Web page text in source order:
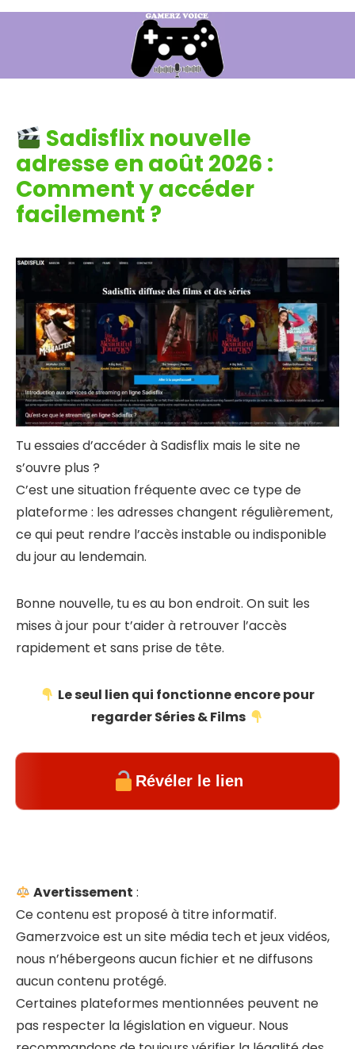
Sadisflix nouvelle
adresse en août 2026 :
Comment y accéder
facilement ?
Tu essaies d’accéder à Sadisflix mais le site ne
s’ouvre plus ?
C’est une situation fréquente avec ce type de
plateforme : les adresses changent régulièrement,
ce qui peut rendre l’accès instable ou indisponible
du jour au lendemain.
Bonne nouvelle, tu es au bon endroit. On suit les
mises à jour pour t’aider à retrouver l’accès
rapidement et sans prise de tête.
Le seul lien qui fonctionne encore pour
regarder Séries & Films
Révéler le lien
Avertissement :
Ce contenu est proposé à titre informatif.
Gamerzvoice est un site média tech et jeux vidéos,
nous n’hébergeons aucun fichier et ne diffusons
aucun contenu protégé.
Certaines plateformes mentionnées peuvent ne
pas respecter la législation en vigueur. Nous